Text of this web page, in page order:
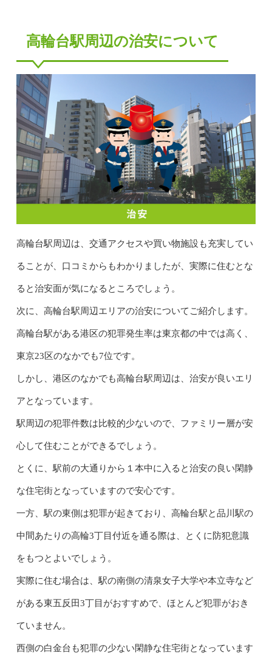
高輪台駅周辺の治安について
高輪台駅周辺は、交通アクセスや買い物施設も充実してい
ることが、口コミからもわかりましたが、実際に住むとな
ると治安面が気になるところでしょう。
次に、高輪台駅周辺エリアの治安についてご紹介します。
高輪台駅がある港区の犯罪発生率は東京都の中では高く、
東京23区のなかでも7位です。
しかし、港区のなかでも高輪台駅周辺は、治安が良いエリ
アとなっています。
駅周辺の犯罪件数は比較的少ないので、ファミリー層が安
心して住むことができるでしょう。
とくに、駅前の大通りから１本中に入ると治安の良い閑静
な住宅街となっていますので安心です。
一方、駅の東側は犯罪が起きており、高輪台駅と品川駅の
中間あたりの高輪3丁目付近を通る際は、とくに防犯意識
をもつとよいでしょう。
実際に住む場合は、駅の南側の清泉女子大学や本立寺など
がある東五反田3丁目がおすすめで、ほとんど犯罪がおき
ていません。
西側の白金台も犯罪の少ない閑静な住宅街となっています